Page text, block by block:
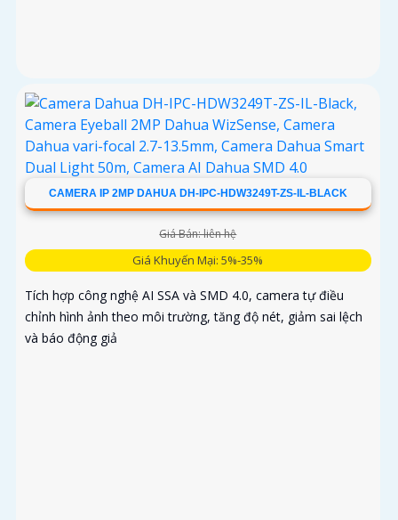
CAMERA IP 2MP DAHUA DH-IPC-HDW3249T-ZS-IL-BLACK
Giá Bán: liên hệ
Giá Khuyến Mại: 5%-35%
Tích hợp công nghệ AI SSA và SMD 4.0, camera tự điều
chỉnh hình ảnh theo môi trường, tăng độ nét, giảm sai lệch
và báo động giả